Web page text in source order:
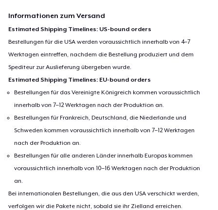
Informationen zum Versand
Estimated Shipping Timelines: US-bound orders
Bestellungen für die USA werden voraussichtlich innerhalb von 4–7
Werktagen eintreffen, nachdem die Bestellung produziert und dem
Spediteur zur Auslieferung übergeben wurde.
Estimated Shipping Timelines: EU-bound orders
Bestellungen für das Vereinigte Königreich kommen voraussichtlich
innerhalb von 7–12 Werktagen nach der Produktion an.
Bestellungen für Frankreich, Deutschland, die Niederlande und
Schweden kommen voraussichtlich innerhalb von 7–12 Werktagen
nach der Produktion an.
Bestellungen für alle anderen Länder innerhalb Europas kommen
voraussichtlich innerhalb von 10–16 Werktagen nach der Produktion
an.
Bei internationalen Bestellungen, die aus den USA verschickt werden,
verfolgen wir die Pakete nicht, sobald sie ihr Zielland erreichen.